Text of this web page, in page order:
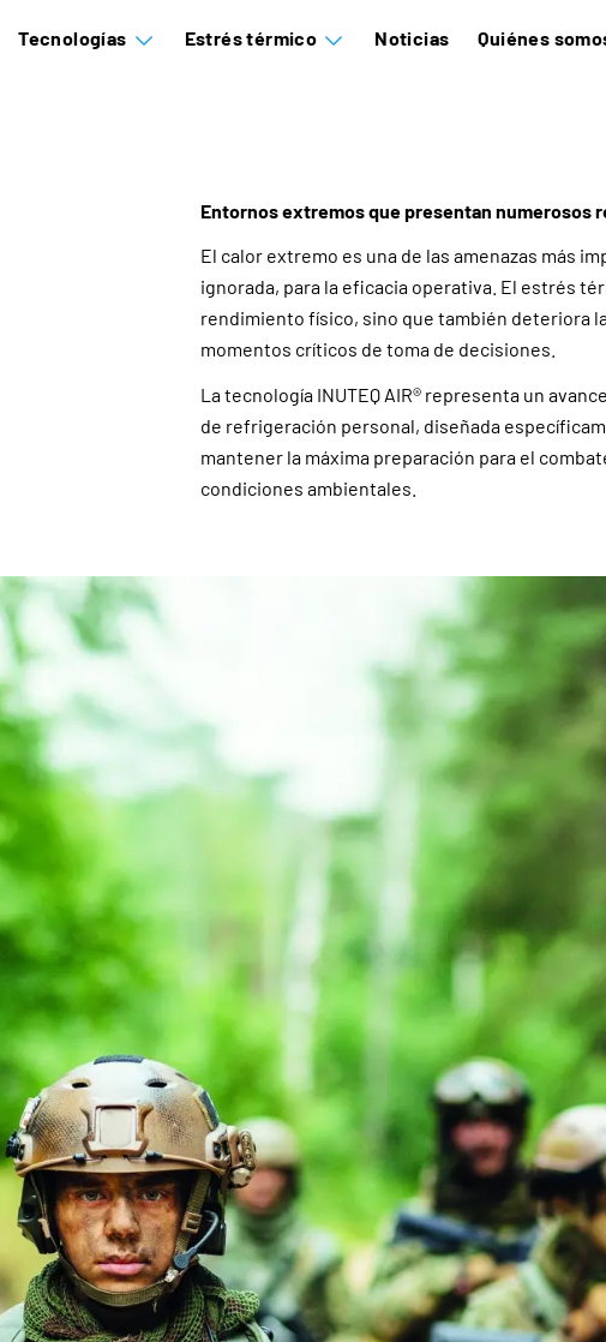
Tecnologías Estrés térmico Noticias Quiénes
Entornos extremos que presentan numerosos
El calor extremo es una de las amenazas más
ignorada, para la eficacia operativa. El estrés
rendimiento físico, sino que también deteriora
momentos críticos de toma de decisiones.
La tecnología INUTEQ AIR® representa un
de refrigeración personal, diseñada
mantener la máxima preparación para el
condiciones ambientales.